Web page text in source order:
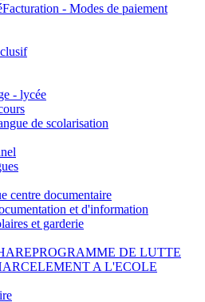
Facturation - Modes de paiement
- lycée
de scolarisation
centre documentaire
et d'information
et garderie
PROGRAMME DE LUTTE
A L'ECOLE